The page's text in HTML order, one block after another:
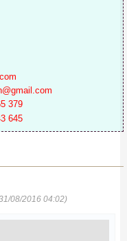
379
645
08/2016 04:02)